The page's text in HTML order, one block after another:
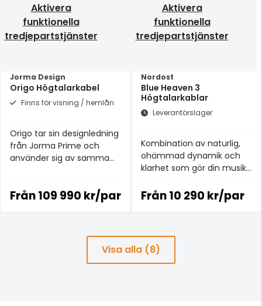
Aktivera
funktionella
tredjepartstjänster
Jorma Design
Origo Högtalarkabel
Finns för visning / hemlån
Origo tar sin designledning
från Jorma Prime och
använder sig av samma
Från109 990 kr/par
Aktivera
funktionella
tredjepartstjänster
Nordost
Blue Heaven 3
Högtalarkablar
Leverantörslager
Kombination av naturlig,
ohämmad dynamik och
klarhet som gör din musik
verklighetstrogen.
Från10 290 kr/par
Visa alla (8)